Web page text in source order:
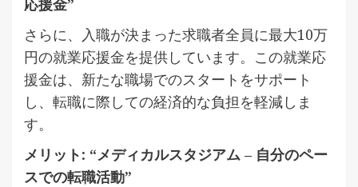
さらに、入職が決まった求職者全員に最大10万
円の就業応援金を提供しています。この就業応
援金は、新たな職場でのスタートをサポート
し、転職に際しての経済的な負担を軽減しま
す。
メリット: “メディカルスタジアム – 自分のペー
スでの転職活動”